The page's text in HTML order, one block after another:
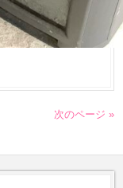
次のページ »